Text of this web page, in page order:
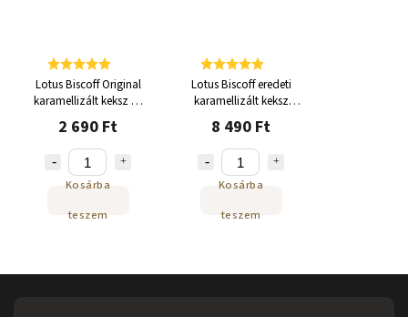
Lotus Biscoff Original
karamellizált keksz 4x
200g
2 690 Ft
Kosárba
teszem
Lotus Biscoff eredeti
karamellizált keksz
300x6,25g
8 490 Ft
Kosárba
teszem